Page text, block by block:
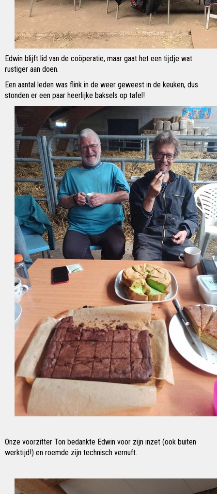
Edwin blijft lid van de coöperatie, maar gaat het een tijdje wat
rustiger aan doen.
Een aantal leden was flink in de weer geweest in de keuken, dus
stonden er een paar heerlijke baksels op tafel!
Onze voorzitter Ton bedankte Edwin voor zijn inzet (ook buiten
werktijd!) en roemde zijn technisch vernuft.